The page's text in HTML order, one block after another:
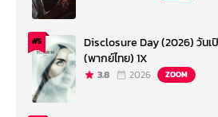
#5
Disclosure Day (2026) วันเ
(พากย์ไทย) 1X
3.8 2026 ZOOM